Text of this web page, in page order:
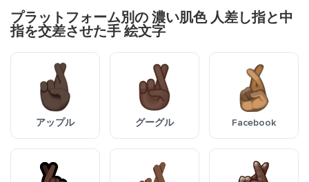
プラットフォーム別の 濃い肌色 人差し指と中
指を交差させた手 絵文字
アップル グーグル Facebook